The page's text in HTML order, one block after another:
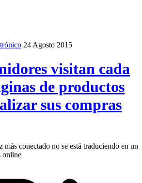
24 Agosto 2015
visitan cada
de productos
sus compras
más conectado no se está traduciendo en un
online